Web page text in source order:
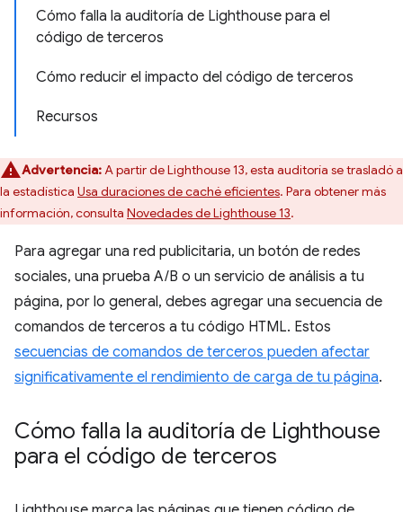
Cómo falla la auditoría de Lighthouse para el
código de terceros
Cómo reducir el impacto del código de terceros
Recursos
Advertencia:A partir de Lighthouse 13, esta auditoría se trasladó a
la estadística Usa duraciones de caché eficientes. Para obtener más
información, consulta Novedades de Lighthouse 13.
Para agregar una red publicitaria, un botón de redes
sociales, una prueba A/B o un servicio de análisis a tu
página, por lo general, debes agregar una secuencia de
comandos de terceros a tu código HTML. Estos
secuencias de comandos de terceros pueden afectar
significativamente el rendimiento de carga de tu página.
Cómo falla la auditoría de Lighthouse
para el código de terceros